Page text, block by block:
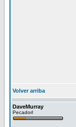
Volver arriba
DaveMurray
Pecadorl